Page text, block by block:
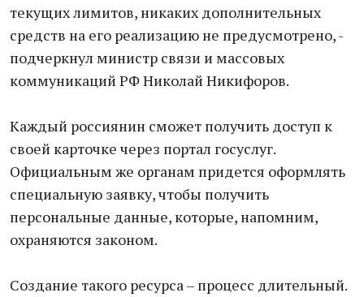
текущих лимитов, никаких дополнительных
средств на его реализацию не предусмотрено, -
подчеркнул министр связи и массовых
коммуникаций РФ Николай Никифоров.
Каждый россиянин сможет получить доступ к
своей карточке через портал госуслуг.
Официальным же органам придется оформлять
специальную заявку, чтобы получить
персональные данные, которые, напомним,
охраняются законом.
Создание такого ресурса – процесс длительный.